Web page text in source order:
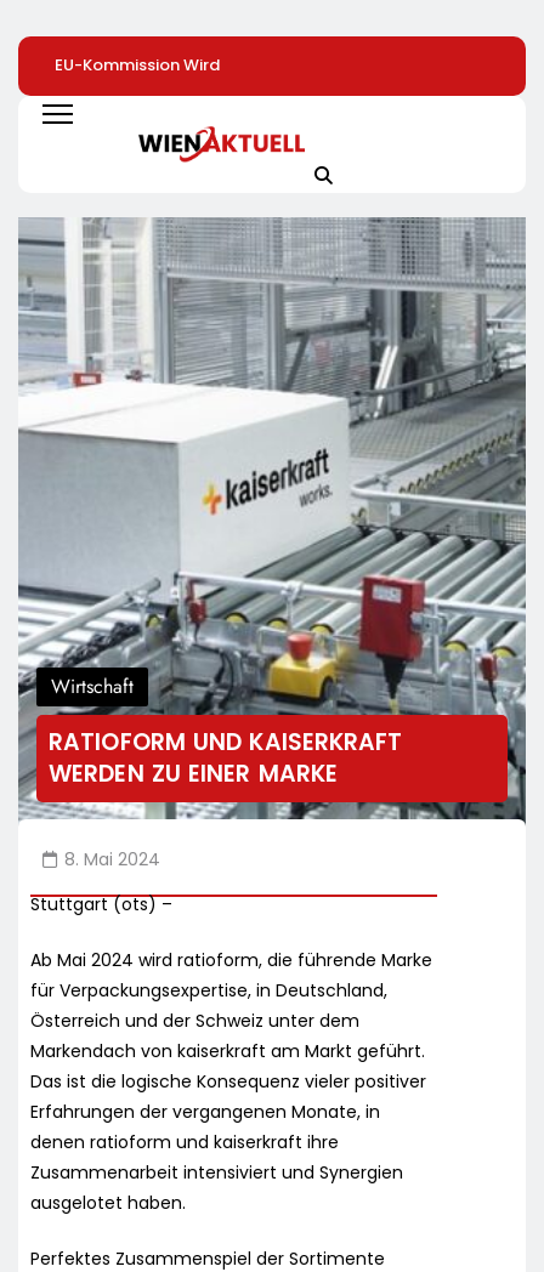
EU-Kommission Wird
Zur „Zentrale Der
Tierindustrie“ /
Tierschutzorganisation
Projektion In Brüssel
Die Nähe Der EU-
Kommission Zur
Tierindustrie An
Preissenkung Im April:
Sofort Die Preise Auf
Schokolade Und Käse
Mit LECKERROM,
CREMISEE, EXCELSIOR
Süßer Und Herzhafter
Genuss
2026: Kaum
Wirtschaft
RATIOFORM UND KAISERKRAFT
WERDEN ZU EINER MARKE
8. Mai 2024
Stuttgart (ots) –
Ab Mai 2024 wird ratioform, die führende Marke
für Verpackungsexpertise, in Deutschland,
Österreich und der Schweiz unter dem
Markendach von kaiserkraft am Markt geführt.
Das ist die logische Konsequenz vieler positiver
Erfahrungen der vergangenen Monate, in
denen ratioform und kaiserkraft ihre
Zusammenarbeit intensiviert und Synergien
ausgelotet haben.
Perfektes Zusammenspiel der Sortimente